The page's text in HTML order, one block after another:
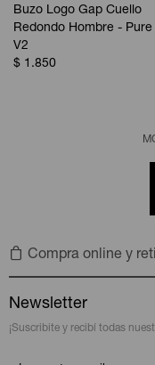
Buzo Logo Gap Cuello
Redondo Hombre - Pure
V2
$ 1.850
Compra online y
Newsletter
¡Suscribite y recibí todas